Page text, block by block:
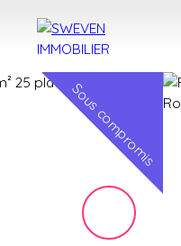
Sous compromis